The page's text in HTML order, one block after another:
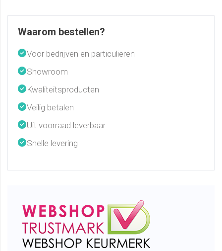
Waarom bestellen?
Voor bedrijven en particulieren
Showroom
Kwaliteitsproducten
Veilig betalen
Uit voorraad leverbaar
Snelle levering